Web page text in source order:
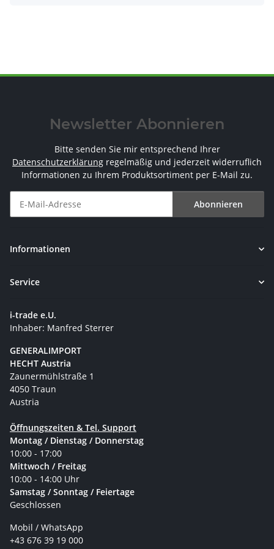
Newsletter Abonnieren
Bitte senden Sie mir entsprechend Ihrer
Datenschutzerklärung regelmäßig und jederzeit widerruflich
Informationen zu Ihrem Produktsortiment per E-Mail zu.
Abonnieren
Informationen
Service
i-trade e.U.
Inhaber: Manfred Sterrer
GENERALIMPORT
HECHT Austria
Zaunermühlstraße 1
4050 Traun
Austria
Öffnungszeiten & Tel. Support
Montag / Dienstag / Donnerstag
10:00 - 17:00
Mittwoch / Freitag
10:00 - 14:00 Uhr
Samstag / Sonntag / Feiertage
Geschlossen
Mobil / WhatsApp
+43 676 39 19 000